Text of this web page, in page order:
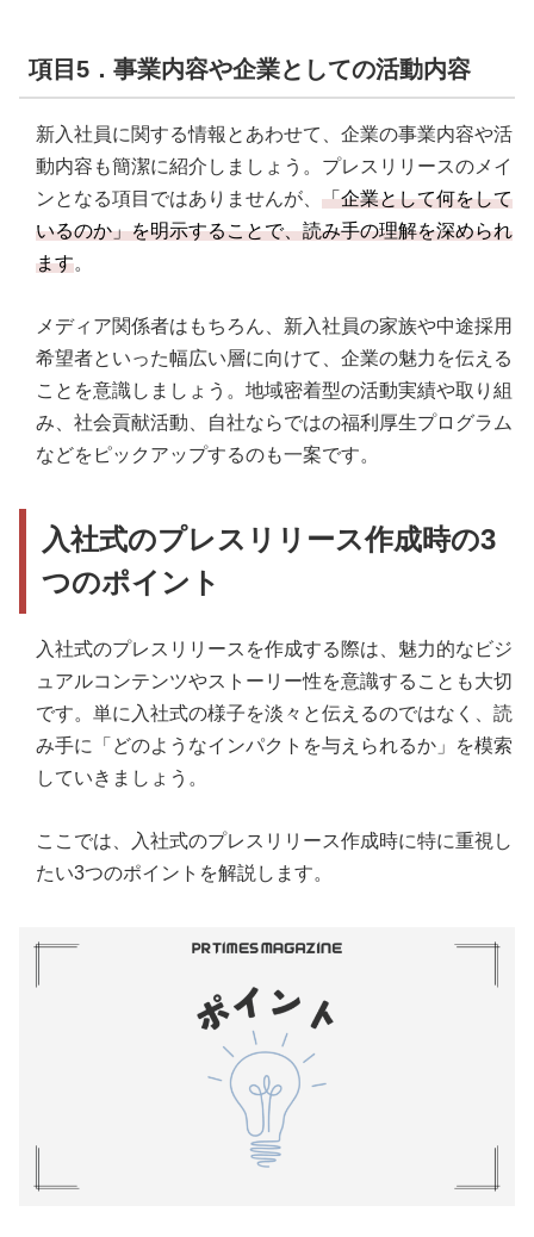
項目5．事業内容や企業としての活動内容
新入社員に関する情報とあわせて、企業の事業内容や活
動内容も簡潔に紹介しましょう。プレスリリースのメイ
ンとなる項目ではありませんが、 「企業として何をして
いるのか」を明示することで、読み手の理解を深められ
ます。
メディア関係者はもちろん、新入社員の家族や中途採用
希望者といった幅広い層に向けて、企業の魅力を伝える
ことを意識しましょう。地域密着型の活動実績や取り組
み、社会貢献活動、自社ならではの福利厚生プログラム
などをピックアップするのも一案です。
入社式のプレスリリース作成時の3
つのポイント
入社式のプレスリリースを作成する際は、魅力的なビジ
ュアルコンテンツやストーリー性を意識することも大切
です。単に入社式の様子を淡々と伝えるのではなく、読
み手に「どのようなインパクトを与えられるか」を模索
していきましょう。
ここでは、入社式のプレスリリース作成時に特に重視し
たい3つのポイントを解説します。